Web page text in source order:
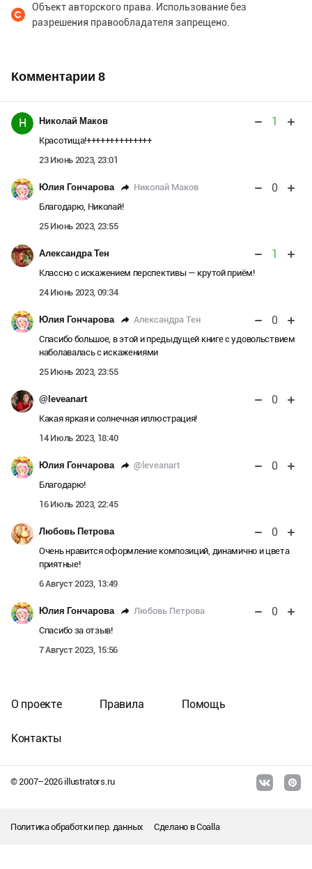
Объект авторского права. Использование без
разрешения правообладателя запрещено.
Комментарии 8
Н Николай Маков 1
Красотища!++++++++++++++
23 Июнь 2023, 23:01
Юлия Гончарова Николай Маков 0
Благодарю, Николай!
25 Июнь 2023, 23:55
Александра Тен 1
Классно с искажением перспективы — крутой приём!
24 Июнь 2023, 09:34
Юлия Гончарова Александра Тен 0
Спасибо большое, в этой и предыдущей книге с удовольствием
наболавалась с искажениями
25 Июнь 2023, 23:55
@leveanart 0
Какая яркая и солнечная иллюстрация!
14 Июль 2023, 18:40
Юлия Гончарова @leveanart 0
Благодарю!
16 Июль 2023, 22:45
Любовь Петрова 0
Очень нравится оформление композиций, динамично и цвета
приятные!
6 Август 2023, 13:49
Юлия Гончарова Любовь Петрова 0
Спасибо за отзыв!
7 Август 2023, 15:56
© 2007–2026illustrators.ru
О проекте Правила Помощь
Контакты
Политика обработки пер. данных Сделано вCoalla